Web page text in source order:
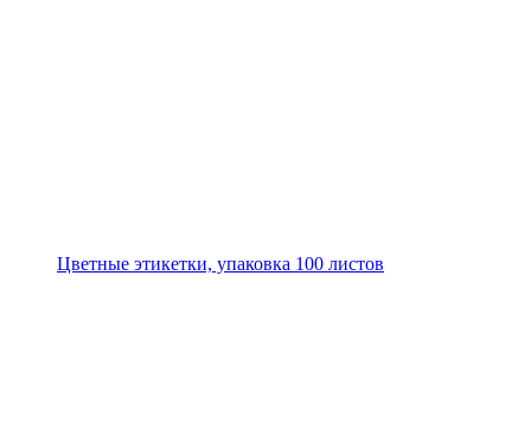
Цветные этикетки, упаковка 100 листов